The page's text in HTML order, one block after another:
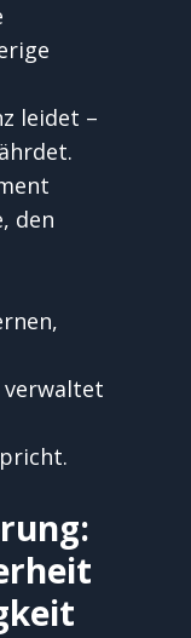
leidet –
den
verwaltet